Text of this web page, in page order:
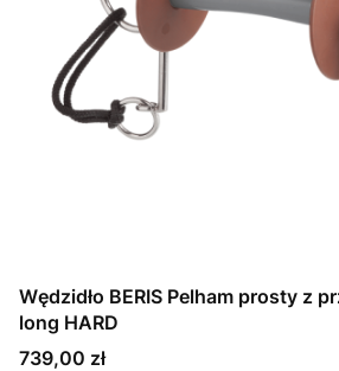
Wędzidło BERIS Pelham prosty z
long HARD
Cena
739,00 zł